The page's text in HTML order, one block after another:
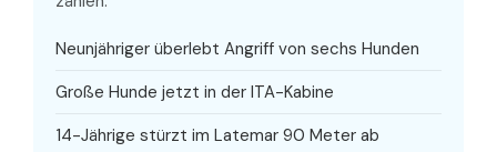
Neunjähriger überlebt Angriff von sechs Hunden
Große Hunde jetzt in der ITA-Kabine
14-Jährige stürzt im Latemar 90 Meter ab